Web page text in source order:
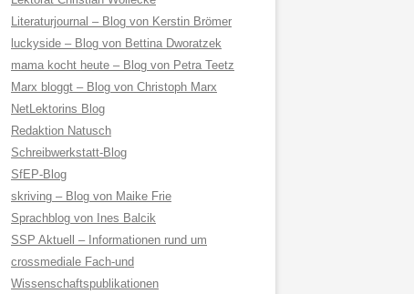
Literaturjournal – Blog von Kerstin Brömer
luckyside – Blog von Bettina Dworatzek
mama kocht heute – Blog von Petra Teetz
Marx bloggt – Blog von Christoph Marx
NetLektorins Blog
Redaktion Natusch
Schreibwerkstatt-Blog
SfEP-Blog
skriving – Blog von Maike Frie
Sprachblog von Ines Balcik
SSP Aktuell – Informationen rund um
crossmediale Fach-und
Wissenschaftspublikationen